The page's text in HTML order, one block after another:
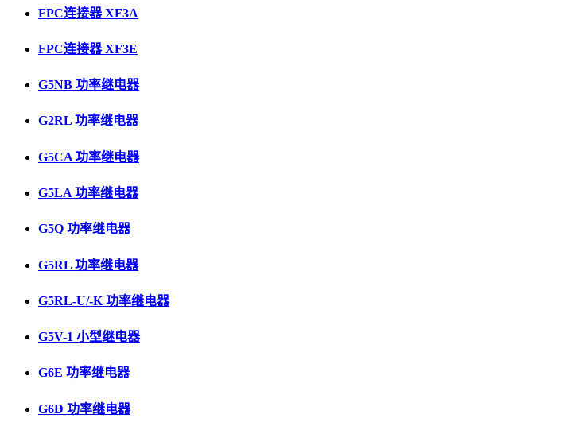
FPC连接器 XF3A
FPC连接器 XF3E
G5NB 功率继电器
G2RL 功率继电器
G5CA 功率继电器
G5LA 功率继电器
G5Q 功率继电器
G5RL 功率继电器
G5RL-U/-K 功率继电器
G5V-1 小型继电器
G6E 功率继电器
G6D 功率继电器